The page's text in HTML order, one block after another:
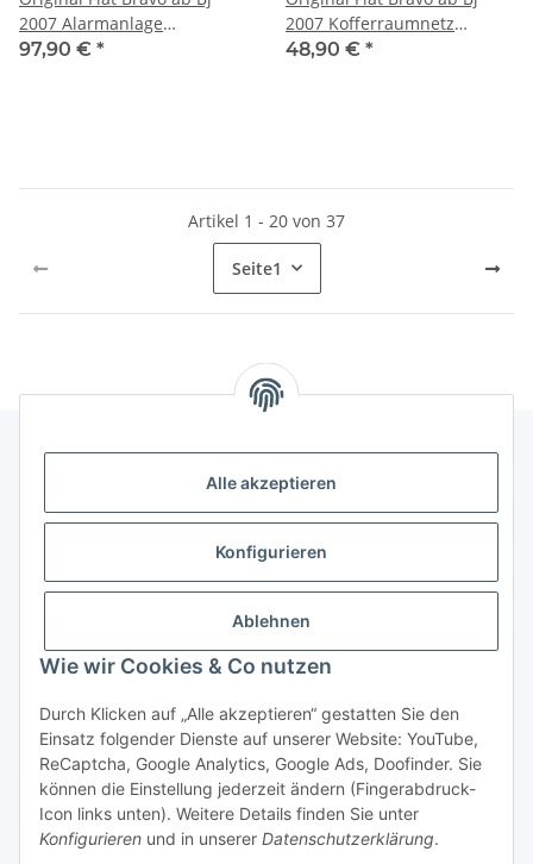
Alle akzeptieren
Konfigurieren
Ablehnen
Wie wir Cookies & Co nutzen
Durch Klicken auf „Alle akzeptieren“ gestatten Sie den
Einsatz folgender Dienste auf unserer Website: YouTube,
ReCaptcha, Google Analytics, Google Ads, Doofinder. Sie
können die Einstellung jederzeit ändern (Fingerabdruck-
Icon links unten). Weitere Details finden Sie unter
Konfigurieren und in unserer Datenschutzerklärung.
2007 Alarmanlage
Alarmsystem
97,90 € *
2007 Kofferraumnetz
Gepäcknetz
48,90 € *
Artikel 1 - 20 von 37
Seite1
Widerrufsbutton
* Alle Preise inkl. gesetzlicher USt., zzgl.Versand